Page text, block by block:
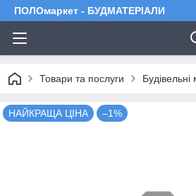
ПОЛОмаркет - БУДМАТЕРІАЛИ
Товари та послуги
НАЙКРАЩА ЦІНА –1%